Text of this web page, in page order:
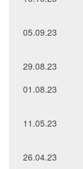
05.09.23
29.08.23
01.08.23
11.05.23
26.04.23